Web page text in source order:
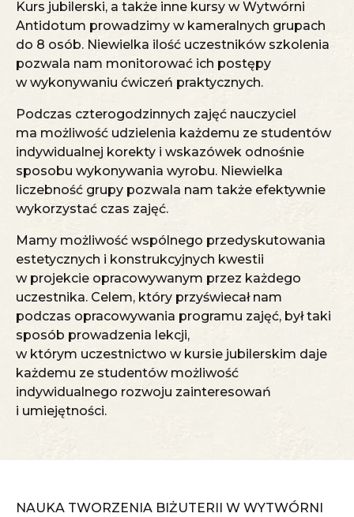
Kurs jubilerski, a także inne kursy w Wytwórni
Antidotum prowadzimy w kameralnych grupach
do 8 osób. Niewielka ilość uczestników szkolenia
pozwala nam monitorować ich postępy
w wykonywaniu ćwiczeń praktycznych.
Podczas czterogodzinnych zajęć nauczyciel
ma możliwość udzielenia każdemu ze studentów
indywidualnej korekty i wskazówek odnośnie
sposobu wykonywania wyrobu. Niewielka
liczebność grupy pozwala nam także efektywnie
wykorzystać czas zajęć.
Mamy możliwość wspólnego przedyskutowania
estetycznych i konstrukcyjnych kwestii
w projekcie opracowywanym przez każdego
uczestnika. Celem, który przyświecał nam
podczas opracowywania programu zajęć, był taki
sposób prowadzenia lekcji,
w którym uczestnictwo w kursie jubilerskim daje
każdemu ze studentów możliwość
indywidualnego rozwoju zainteresowań
i umiejętności.
NAUKA TWORZENIA BIŻUTERII W WYTWÓRNI